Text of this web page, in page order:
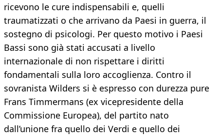
ricevono le cure indispensabili e, quelli
traumatizzati o che arrivano da Paesi in guerra, il
sostegno di psicologi. Per questo motivo i Paesi
Bassi sono già stati accusati a livello
internazionale di non rispettare i diritti
fondamentali sulla loro accoglienza. Contro il
sovranista Wilders si è espresso con durezza pure
Frans Timmermans (ex vicepresidente della
Commissione Europea), del partito nato
dall’unione fra quello dei Verdi e quello dei